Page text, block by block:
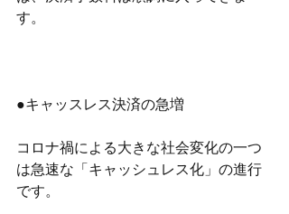
す。
●キャッスレス決済の急増
コロナ禍による大きな社会変化の一つ
は急速な「キャッシュレス化」の進行
です。